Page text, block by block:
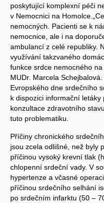
poskytující komplexní péči
v Nemocnici na
nemocných. Pacienti se k
nemocnice, ale i na
ambulancí z celé republiky.
využívání takzvaného
funkce srdce nemocného
MUDr. Marcela
Evropského dne srdečního
k dispozici informační
konzultace zdravotního
tuto problematiku.
Příčiny chronického
jsou zcela odlišné, než byly
příčinou vysoký krevní tlak
chlopenní srdeční vady. V
hypertenze a včasné
příčinou srdečního selhání
po srdečním infarktu (50 –